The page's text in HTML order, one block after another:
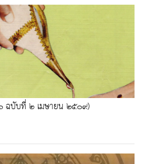
ฉบับที่ ๒ เมษายน ๒๕๐๙)